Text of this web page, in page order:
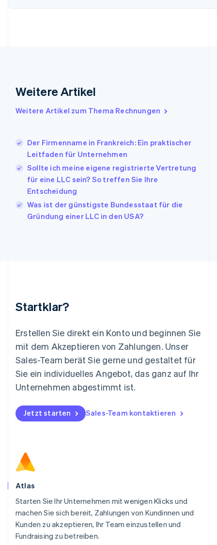
Weitere Artikel
Weitere Artikel zum Thema Rechnungen
Der Firmenname in Frankreich: Ein praktischer
Leitfaden für Unternehmen
Sollte ich meine eigene registrierte Vertretung
für eine LLC sein? So treffen Sie Ihre
Entscheidung
Was ist der günstigste Bundesstaat für die
Gründung einer LLC in den USA?
Startklar?
Erstellen Sie direkt ein Konto und beginnen Sie
mit dem Akzeptieren von Zahlungen. Unser
Sales-Team berät Sie gerne und gestaltet für
Sie ein individuelles Angebot, das ganz auf Ihr
Unternehmen abgestimmt ist.
Jetzt starten Sales-Team kontaktieren
Atlas
Starten Sie Ihr Unternehmen mit wenigen Klicks und
machen Sie sich bereit, Zahlungen von Kundinnen und
Kunden zu akzeptieren, Ihr Team einzustellen und
Fundraising zu betreiben.
EnglishSvenska
English
English
Japan
日本語 English
English Français
Kroatien
EnglishItaliano
English
Liechtenstein
English
Español English
Neuseeland
English
Niederlande
Norwegen
English
DeutschEnglish
Polen
English
Schweden
Svenska
Deutsch FrançaisItalianoEnglish
Singapur
English简体中文
Slowakei